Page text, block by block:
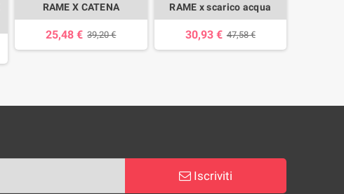
RAME X CATENA
25,48 € 39,20 €
RAME x scarico acqua
30,93 € 47,58 €
Iscriviti